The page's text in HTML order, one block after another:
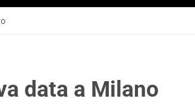
data a Milano